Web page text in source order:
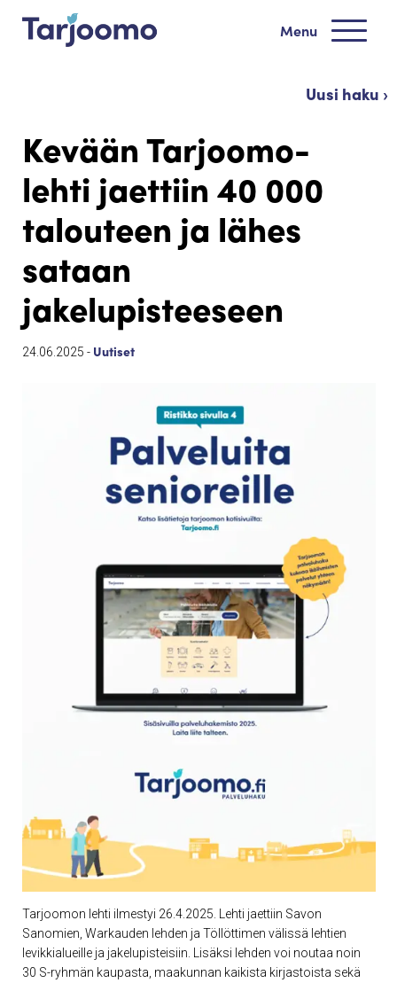
Siirry sisältöön
Menu
Uusi haku ›
Kevään Tarjoomo-
lehti jaettiin 40 000
talouteen ja lähes
sataan
jakelupisteeseen
24.06.2025 - Uutiset
Tarjoomon lehti ilmestyi 26.4.2025. Lehti jaettiin Savon
Sanomien, Warkauden lehden ja Töllöttimen välissä lehtien
levikkialueille ja jakelupisteisiin. Lisäksi lehden voi noutaa noin
30 S-ryhmän kaupasta, maakunnan kaikista kirjastoista sekä